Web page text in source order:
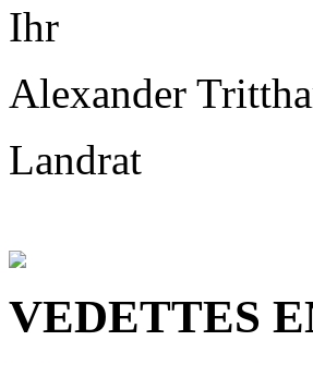
Ihr
Alexander
Landrat
VEDETTES